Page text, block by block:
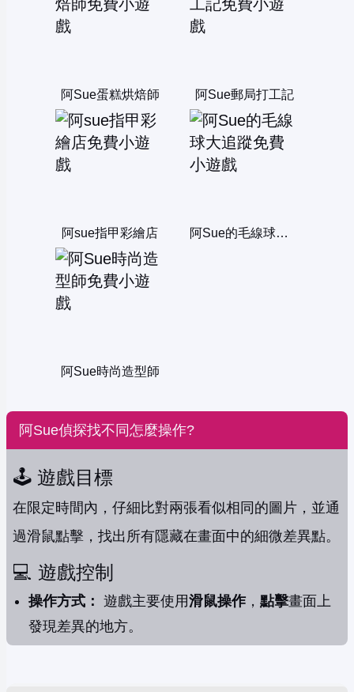
阿Sue蛋糕烘焙師 阿Sue郵局打工記
阿sue指甲彩繪店 阿Sue的毛線球大追蹤
阿Sue時尚造型師
阿Sue偵探找不同怎麼操作?
🕹️ 遊戲目標
在限定時間內，仔細比對兩張看似相同的圖片，並通
過滑鼠點擊，找出所有隱藏在畫面中的細微差異點。
💻 遊戲控制
操作方式： 遊戲主要使用滑鼠操作， 點擊畫面上
發現差異的地方。